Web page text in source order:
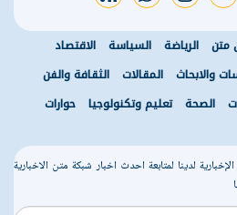
متن الرياضة السياسة
الاقتصاد
والابحاث المقالات
الثقافة والفن
الصحة تعليم وتكنولوجيا حوارات
لدينا لمتابعة احدث اخبار شبكة متن الاخبارية